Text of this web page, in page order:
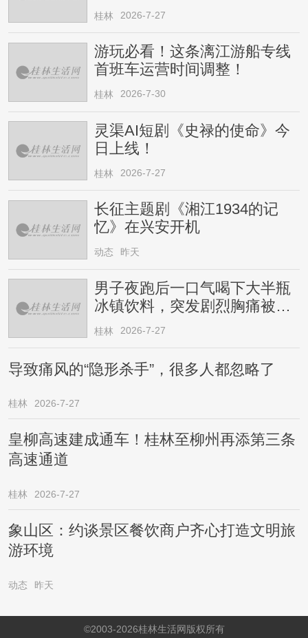
桂林 2026-7-27
游玩必看！这条漓江游船专线
首班车运营时间调整！
桂林 2026-7-30
灵渠AI短剧《史禄的使命》今
日上线！
桂林 2026-7-27
长征主题剧《湘江1934的记
忆》在兴安开机
动态 昨天
男子夜跑后一口气喝下大半瓶
冰镇饮料，突发剧烈胸痛被送
医！医生提醒→
桂林 2026-7-27
导致痛风的“隐形杀手”，很多人都忽略了
桂林 2026-7-27
皇柳高速建成通车！桂林至柳州再添第三条
高速通道
桂林 2026-7-27
象山区：约谈景区餐饮商户齐心打造文明旅
游环境
动态 昨天
©2003-2026桂林生活网版权所有